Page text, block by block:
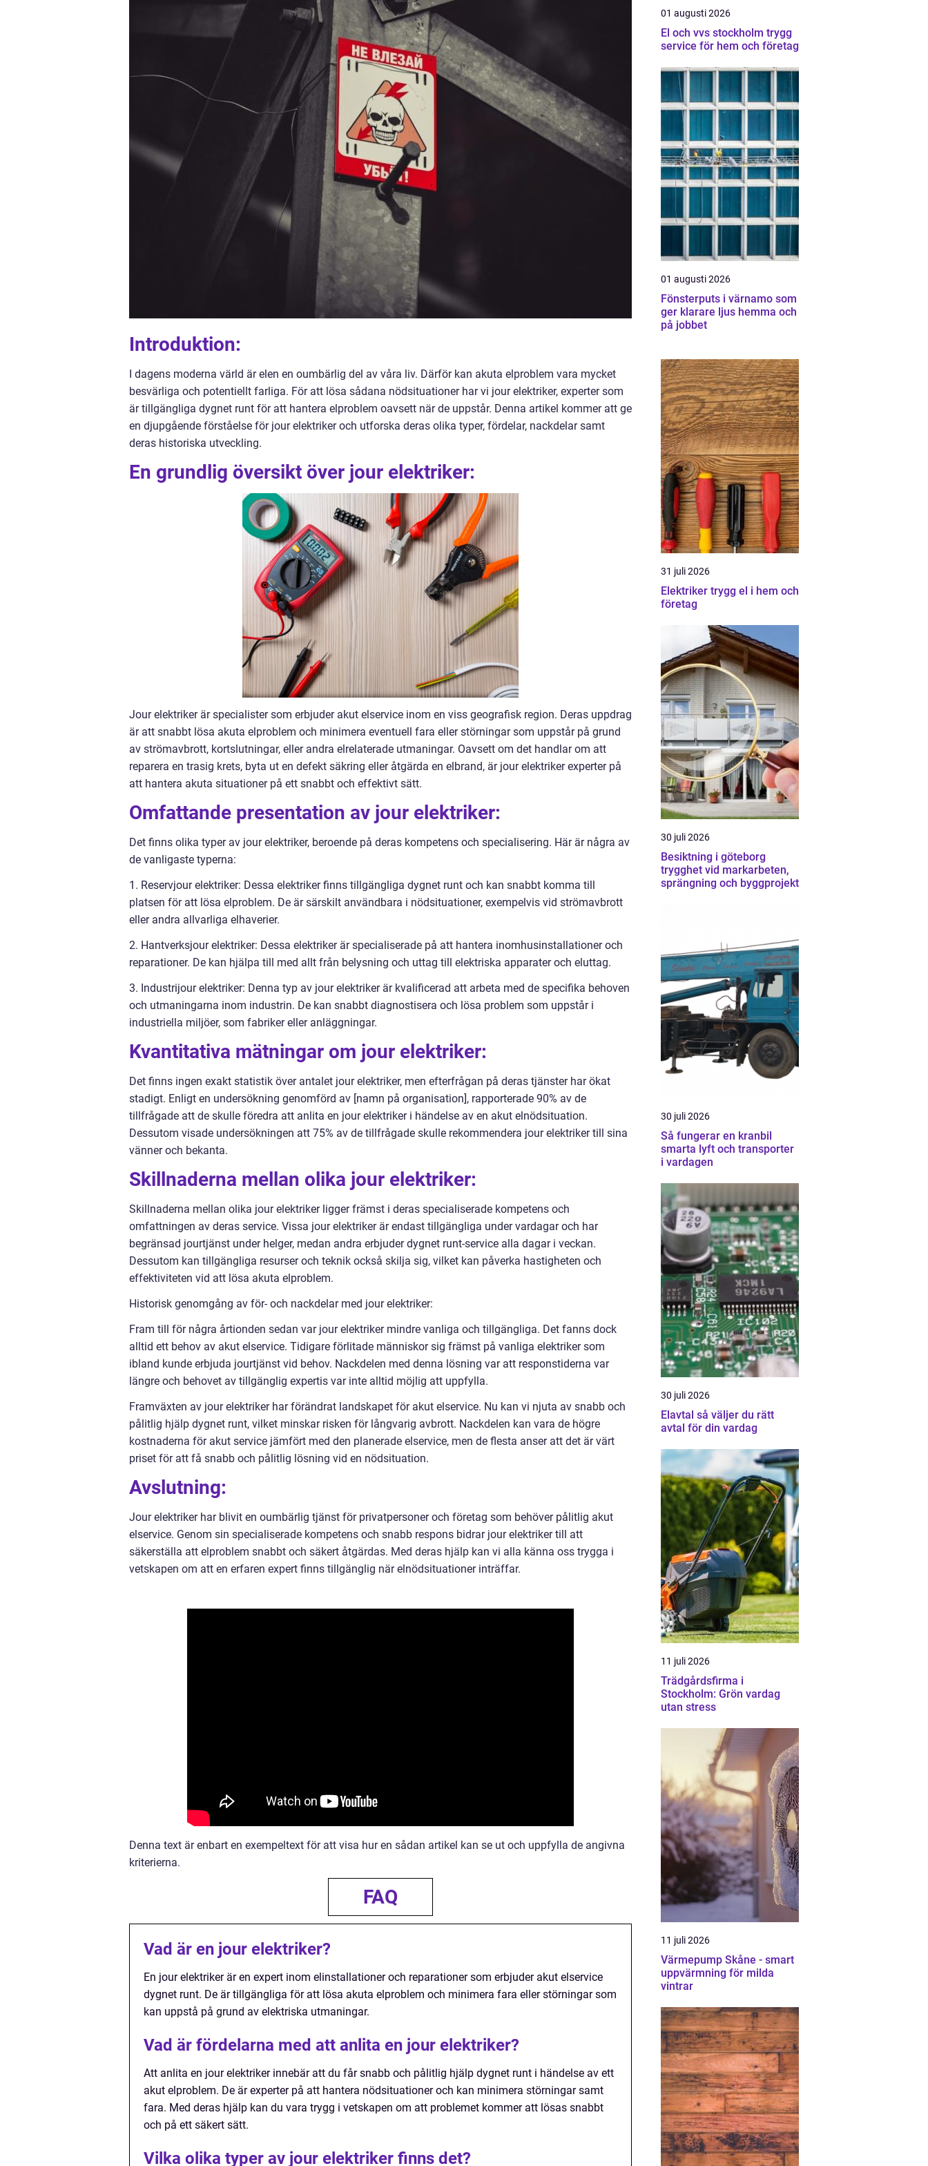
Introduktion:
I dagens moderna värld är elen en oumbärlig del av våra liv. Därför kan akuta elproblem vara mycket
besvärliga och potentiellt farliga. För att lösa sådana nödsituationer har vi jour elektriker, experter som
är tillgängliga dygnet runt för att hantera elproblem oavsett när de uppstår. Denna artikel kommer att ge
en djupgående förståelse för jour elektriker och utforska deras olika typer, fördelar, nackdelar samt
deras historiska utveckling.
En grundlig översikt över jour elektriker:
Jour elektriker är specialister som erbjuder akut elservice inom en viss geografisk region. Deras uppdrag
är att snabbt lösa akuta elproblem och minimera eventuell fara eller störningar som uppstår på grund
av strömavbrott, kortslutningar, eller andra elrelaterade utmaningar. Oavsett om det handlar om att
reparera en trasig krets, byta ut en defekt säkring eller åtgärda en elbrand, är jour elektriker experter på
att hantera akuta situationer på ett snabbt och effektivt sätt.
Omfattande presentation av jour elektriker:
Det finns olika typer av jour elektriker, beroende på deras kompetens och specialisering. Här är några av
de vanligaste typerna:
1. Reservjour elektriker: Dessa elektriker finns tillgängliga dygnet runt och kan snabbt komma till
platsen för att lösa elproblem. De är särskilt användbara i nödsituationer, exempelvis vid strömavbrott
eller andra allvarliga elhaverier.
2. Hantverksjour elektriker: Dessa elektriker är specialiserade på att hantera inomhusinstallationer och
reparationer. De kan hjälpa till med allt från belysning och uttag till elektriska apparater och eluttag.
3. Industrijour elektriker: Denna typ av jour elektriker är kvalificerad att arbeta med de specifika behoven
och utmaningarna inom industrin. De kan snabbt diagnostisera och lösa problem som uppstår i
industriella miljöer, som fabriker eller anläggningar.
Kvantitativa mätningar om jour elektriker:
Det finns ingen exakt statistik över antalet jour elektriker, men efterfrågan på deras tjänster har ökat
stadigt. Enligt en undersökning genomförd av [namn på organisation], rapporterade 90% av de
tillfrågade att de skulle föredra att anlita en jour elektriker i händelse av en akut elnödsituation.
Dessutom visade undersökningen att 75% av de tillfrågade skulle rekommendera jour elektriker till sina
vänner och bekanta.
Skillnaderna mellan olika jour elektriker:
Skillnaderna mellan olika jour elektriker ligger främst i deras specialiserade kompetens och
omfattningen av deras service. Vissa jour elektriker är endast tillgängliga under vardagar och har
begränsad jourtjänst under helger, medan andra erbjuder dygnet runt-service alla dagar i veckan.
Dessutom kan tillgängliga resurser och teknik också skilja sig, vilket kan påverka hastigheten och
effektiviteten vid att lösa akuta elproblem.
Historisk genomgång av för- och nackdelar med jour elektriker:
Fram till för några årtionden sedan var jour elektriker mindre vanliga och tillgängliga. Det fanns dock
alltid ett behov av akut elservice. Tidigare förlitade människor sig främst på vanliga elektriker som
ibland kunde erbjuda jourtjänst vid behov. Nackdelen med denna lösning var att responstiderna var
längre och behovet av tillgänglig expertis var inte alltid möjlig att uppfylla.
Framväxten av jour elektriker har förändrat landskapet för akut elservice. Nu kan vi njuta av snabb och
pålitlig hjälp dygnet runt, vilket minskar risken för långvarig avbrott. Nackdelen kan vara de högre
kostnaderna för akut service jämfört med den planerade elservice, men de flesta anser att det är värt
priset för att få snabb och pålitlig lösning vid en nödsituation.
Avslutning:
Jour elektriker har blivit en oumbärlig tjänst för privatpersoner och företag som behöver pålitlig akut
elservice. Genom sin specialiserade kompetens och snabb respons bidrar jour elektriker till att
säkerställa att elproblem snabbt och säkert åtgärdas. Med deras hjälp kan vi alla känna oss trygga i
vetskapen om att en erfaren expert finns tillgänglig när elnödsituationer inträffar.
Denna text är enbart en exempeltext för att visa hur en sådan artikel kan se ut och uppfylla de angivna
kriterierna.
FAQ
Vad är en jour elektriker?
En jour elektriker är en expert inom elinstallationer och reparationer som erbjuder akut elservice
dygnet runt. De är tillgängliga för att lösa akuta elproblem och minimera fara eller störningar som
kan uppstå på grund av elektriska utmaningar.
Vad är fördelarna med att anlita en jour elektriker?
Att anlita en jour elektriker innebär att du får snabb och pålitlig hjälp dygnet runt i händelse av ett
akut elproblem. De är experter på att hantera nödsituationer och kan minimera störningar samt
fara. Med deras hjälp kan du vara trygg i vetskapen om att problemet kommer att lösas snabbt
och på ett säkert sätt.
Vilka olika typer av jour elektriker finns det?
01 augusti 2026
El och vvs stockholm trygg
service för hem och företag
01 augusti 2026
Fönsterputs i värnamo som
ger klarare ljus hemma och
på jobbet
31 juli 2026
Elektriker trygg el i hem och
företag
30 juli 2026
Besiktning i göteborg
trygghet vid markarbeten,
sprängning och byggprojekt
30 juli 2026
Så fungerar en kranbil
smarta lyft och transporter
i vardagen
30 juli 2026
Elavtal så väljer du rätt
avtal för din vardag
11 juli 2026
Trädgårdsfirma i
Stockholm: Grön vardag
utan stress
11 juli 2026
Värmepump Skåne - smart
uppvärmning för milda
vintrar